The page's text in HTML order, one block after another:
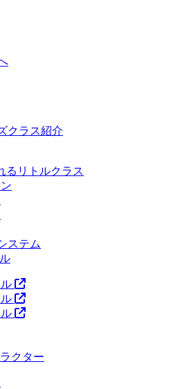
クラス紹介
るリトルクラス
ステム
クター